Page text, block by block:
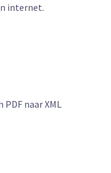
internet.
naar XML